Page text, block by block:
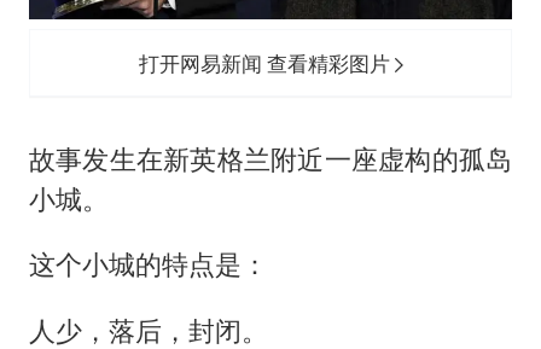
打开网易新闻 查看精彩图片
故事发生在新英格兰附近一座虚构的孤岛
小城。
这个小城的特点是：
人少，落后，封闭。